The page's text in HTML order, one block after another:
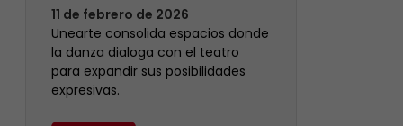
11 de febrero de 2026
Unearte consolida espacios donde
la danza dialoga con el teatro
para expandir sus posibilidades
expresivas.